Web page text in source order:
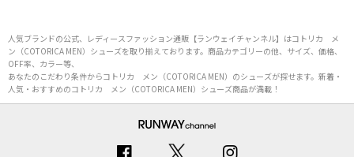
人気ブランドの公式、レディースファッション通販【ランウェイチャンネル】はコトリカ メ
ン（COTORICA MEN）シューズを取り揃えております。商品カテゴリーの他、サイズ、価格、
OFF率、カラー等、
あなたのこだわり条件からコトリカ メン（COTORICA MEN）のシューズが探せます。新着・
人気・おすすめのコトリカ メン（COTORICA MEN）シューズ商品が満載！